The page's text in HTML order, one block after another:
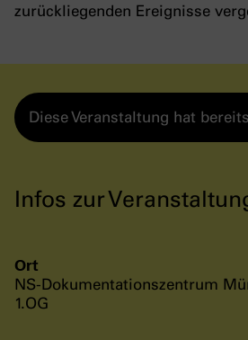
zurückliegenden Ereignisse
Diese Veranstaltung hat
Infos zur
Ort
NS-Dokumentationszentrum
1.OG